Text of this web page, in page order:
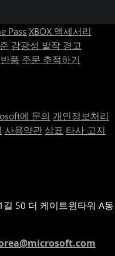
Pass XBOX 액세서리
감광성 발작 경고
반품 주문 추적하기
에 문의 개인정보처리
사용약관 상표 타사 고지
50 더 케이트윈타워 A동